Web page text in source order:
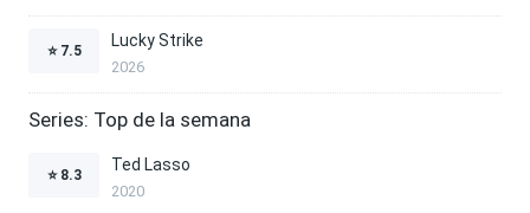
⭐ 7.5
Lucky Strike
2026
Series: Top de la semana
⭐ 8.3
Ted Lasso
2020